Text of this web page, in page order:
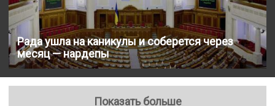
Рада ушла на каникулы и соберется через
месяц — нардепы
Показать больше